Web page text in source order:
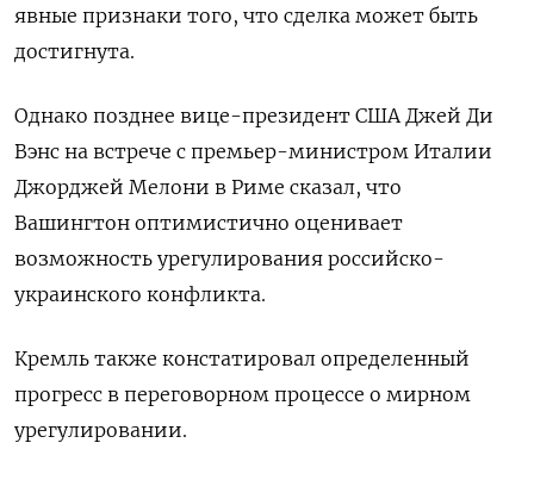
явные признаки того, что сделка может быть
достигнута.
Однако позднее вице-президент США Джей Ди
Вэнс на встрече с премьер-министром Италии
Джорджей Мелони в Риме сказал, что
Вашингтон оптимистично оценивает
возможность урегулирования российско-
украинского конфликта.
Кремль также констатировал определенный
прогресс в переговорном процессе о мирном
урегулировании.